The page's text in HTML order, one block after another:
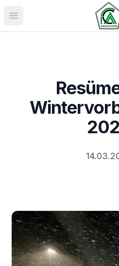
Menü öffnen